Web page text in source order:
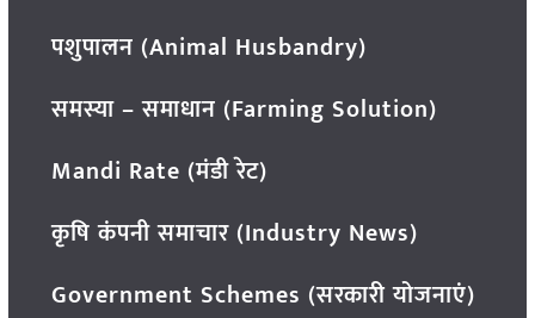
पशुपालन (Animal Husbandry)
समस्या – समाधान (Farming Solution)
Mandi Rate (मंडी रेट)
कृषि कंपनी समाचार (Industry News)
Government Schemes (सरकारी योजनाएं)